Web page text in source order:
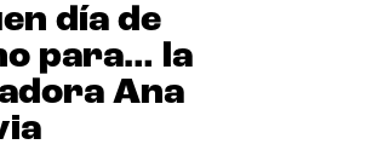
día de
para… la
Ana